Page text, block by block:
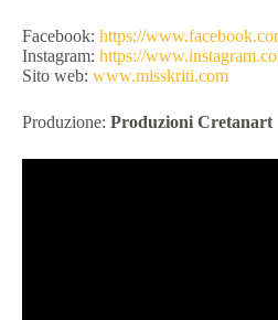
Facebook: https://
Instagram: https://
Sito web: www.misskriti.com
Produzione: Produzioni Cretanart